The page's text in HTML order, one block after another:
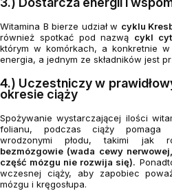
Witamina B bierze udział w cyklu
również spotkać pod nazwą cykl
którym w komórkach, a konkretnie
energia, a jednym ze składników jest
4.) Uczestniczy w
okresie ciąży
Spożywanie wystarczającej ilości
folianu, podczas ciąży pomaga
wrodzonymi płodu, takimi jak
bezmózgowie (wada cewy
część mózgu nie rozwija się).
wczesnej ciąży, aby zapobiec
mózgu i kręgosłupa.